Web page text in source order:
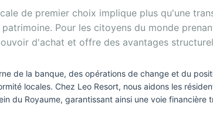
de premier choix implique plus qu'une
Pour les citoyens du monde
d'achat et offre des avantages
de la banque, des opérations de change et du
locales. Chez Leo Resort, nous aidons les
du Royaume, garantissant ainsi une voie financière